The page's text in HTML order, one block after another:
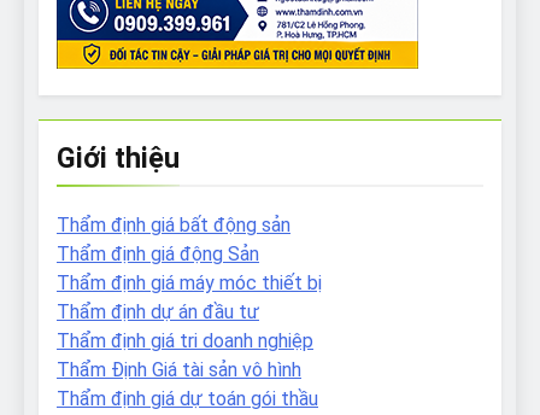
Giới thiệu
Thẩm định giá bất động sản
Thẩm định giá động Sản
Thẩm định giá máy móc thiết bị
Thẩm định dự án đầu tư
Thẩm định giá tri doanh nghiệp
Thẩm Định Giá tài sản vô hình
Thẩm định giá dự toán gói thầu